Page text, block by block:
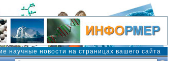
научные новости на страницах вашего сайта